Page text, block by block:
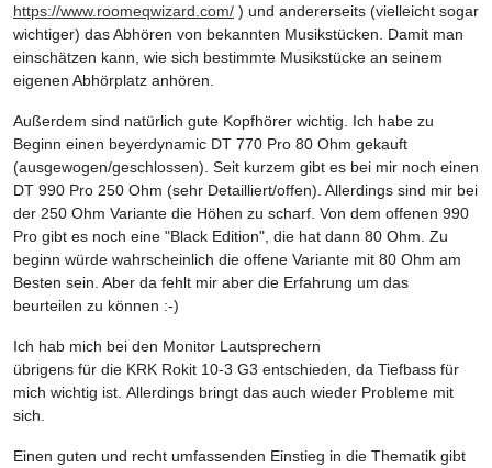
https://www.roomeqwizard.com/ ) und andererseits (vielleicht sogar
wichtiger) das Abhören von bekannten Musikstücken. Damit man
einschätzen kann, wie sich bestimmte Musikstücke an seinem
eigenen Abhörplatz anhören.
Außerdem sind natürlich gute Kopfhörer wichtig. Ich habe zu
Beginn einen beyerdynamic DT 770 Pro 80 Ohm gekauft
(ausgewogen/geschlossen). Seit kurzem gibt es bei mir noch einen
DT 990 Pro 250 Ohm (sehr Detailliert/offen). Allerdings sind mir bei
der 250 Ohm Variante die Höhen zu scharf. Von dem offenen 990
Pro gibt es noch eine "Black Edition", die hat dann 80 Ohm. Zu
beginn würde wahrscheinlich die offene Variante mit 80 Ohm am
Besten sein. Aber da fehlt mir aber die Erfahrung um das
beurteilen zu können :-)
Ich hab mich bei den Monitor Lautsprechern
übrigens für die KRK Rokit 10-3 G3 entschieden, da Tiefbass für
mich wichtig ist. Allerdings bringt das auch wieder Probleme mit
sich.
Einen guten und recht umfassenden Einstieg in die Thematik gibt